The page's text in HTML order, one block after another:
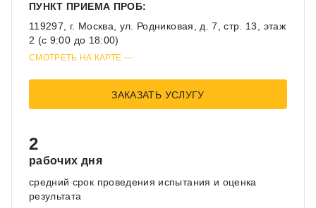
ПУНКТ ПРИЕМА ПРОБ:
119297, г. Москва, ул. Родниковая, д. 7, стр. 13, этаж
2 (с 9:00 до 18:00)
СМОТРЕТЬ НА КАРТЕ
ЗАКАЗАТЬ УСЛУГУ
2
рабочих дня
средний срок проведения испытания и оценка
результата